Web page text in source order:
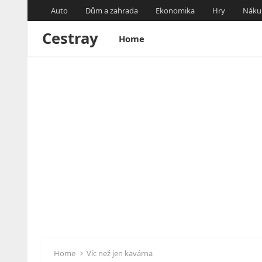
Auto Dům a zahrada Ekonomika Hry
Cestray Home
Home Víc než jen kavárna